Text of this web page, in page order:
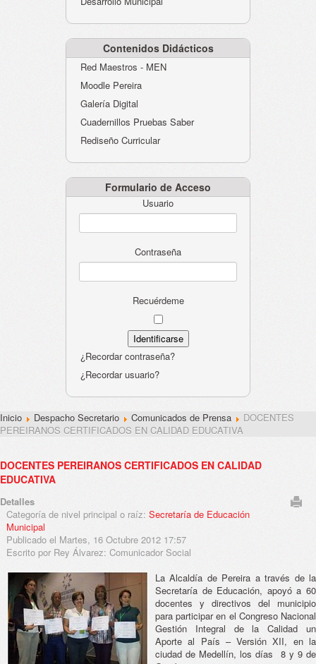
Contenidos Didácticos
Red Maestros - MEN
Moodle Pereira
Galería Digital
Cuadernillos Pruebas Saber
Rediseño Curricular
Formulario de Acceso
Usuario
Contraseña
Recuérdeme
¿Recordar contraseña?
¿Recordar usuario?
Inicio Despacho Secretario Comunicados de Prensa
DOCENTES
PEREIRANOS CERTIFICADOS EN CALIDAD EDUCATIVA
DOCENTES PEREIRANOS CERTIFICADOS EN CALIDAD
EDUCATIVA
Detalles
Categoría de nivel principal o raíz: Secretaría de Educación
Municipal
Publicado el Martes, 16 Octubre 2012 17:57
Escrito por Rey Álvarez: Comunicador Social
La Alcaldía de Pereira a través de la
Secretaría de Educación, apoyó a 60
docentes y directivos del municipio
para participar en el Congreso Nacional
Gestión Integral de la Calidad un
Aporte al País – Versión XII, en la
ciudad de Medellín, los días 8 y 9 de